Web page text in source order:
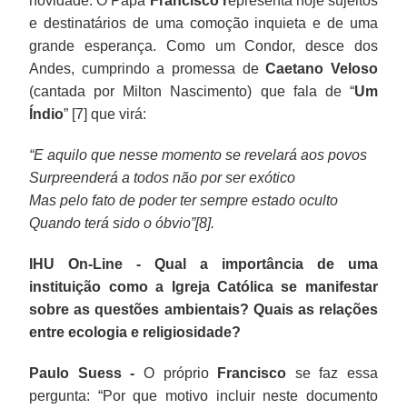
e destinatários de uma comoção inquieta e de uma
grande esperança. Como um Condor, desce dos
Andes, cumprindo a promessa deCaetano Veloso
(cantada por Milton Nascimento) que fala de “Um
Índio” [7] que virá:
“E aquilo que nesse momento se revelará aos povos
Surpreenderá a todos não por ser exótico
Mas pelo fato de poder ter sempre estado oculto
Quando terá sido o óbvio”[8].
IHU On-Line - Qual a importância de uma
instituição como a Igreja Católica se manifestar
sobre as questões ambientais? Quais as relações
entre ecologia e religiosidade?
Paulo Suess - O próprio Francisco se faz essa
pergunta: “Por que motivo incluir neste documento